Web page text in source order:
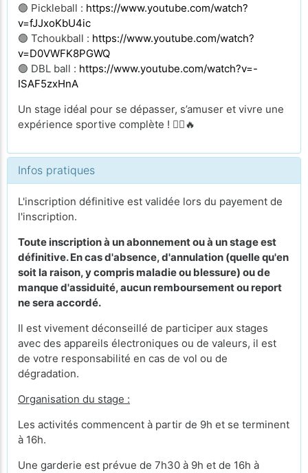
🟢 Pickleball : https://www.youtube.com/watch?
v=fJJxoKbU4ic
🟢 Tchoukball : https://www.youtube.com/watch?
v=D0VWFK8PGWQ
🟢 DBL ball : https://www.youtube.com/watch?v=-
ISAF5zxHnA
Un stage idéal pour se dépasser, s’amuser et vivre une
expérience sportive complète ! 🧗‍♂️🔥
Infos pratiques
L'inscription définitive est validée lors du payement de
l'inscription.
Toute inscription à un abonnement ou à un stage est
définitive. En cas d'absence, d'annulation (quelle qu'en
soit la raison, y compris maladie ou blessure) ou de
manque d'assiduité, aucun remboursement ou report
ne sera accordé.
Il est vivement déconseillé de participer aux stages
avec des appareils électroniques ou de valeurs, il est
de votre responsabilité en cas de vol ou de
dégradation.
Organisation du stage :
Les activités commencent à partir de 9h et se terminent
à 16h.
Une garderie est prévue de 7h30 à 9h et de 16h à